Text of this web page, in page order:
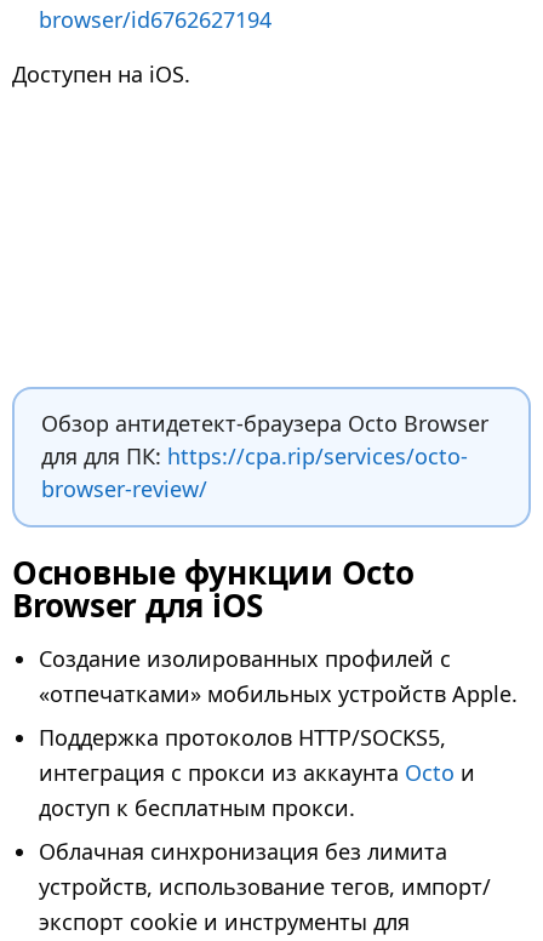
browser/id6762627194
Доступен на iOS.
Обзор антидетект-браузера Octo Browser
для для ПК: https://cpa.rip/services/octo-
browser-review/
Основные функции Octo
Browser для iOS
Создание изолированных профилей с
«отпечатками» мобильных устройств Apple.
Поддержка протоколов HTTP/SOCKS5,
интеграция с прокси из аккаунта Octo и
доступ к бесплатным прокси.
Облачная синхронизация без лимита
устройств, использование тегов, импорт/
экспорт cookie и инструменты для